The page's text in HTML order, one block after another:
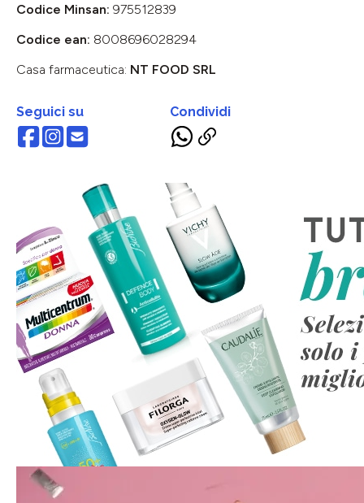
Codice Minsan: 975512839
Codice ean: 8008696028294
Casa farmaceutica: NT FOOD SRL
Seguici su Condividi